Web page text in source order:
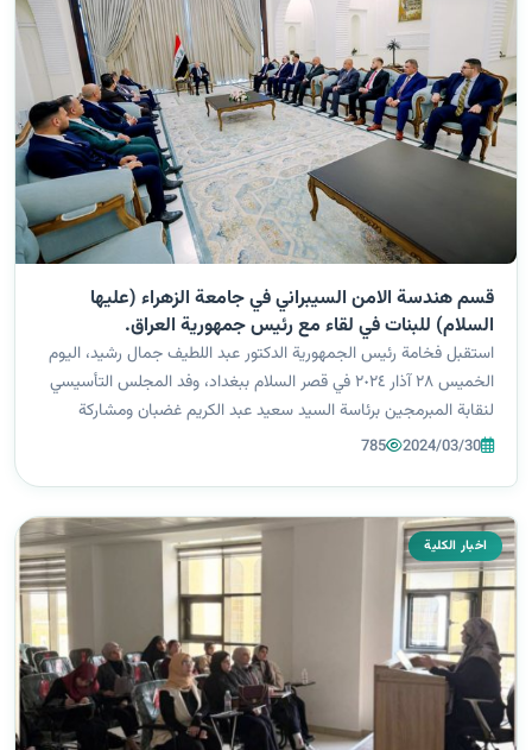
قسم هندسة الامن السيبراني في جامعة الزهراء (عليها
السلام) للبنات في لقاء مع رئيس جمهورية العراق.
استقبل فخامة رئيس الجمهورية الدكتور عبد اللطيف جمال رشيد، اليوم
الخميس ٢٨ آذار ٢٠٢٤ في قصر السلام ببغداد، وفد المجلس التأسيسي
لنقابة المبرمجين برئاسة السيد سعيد عبد الكريم غضبان ومشاركة
رئيس قسم هندسة الامن السيبراني الدكتور محمد ابو المعالي.وأكد
2024/03/30
785
اخبار الكلية